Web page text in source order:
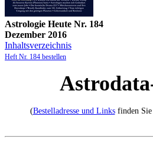
Astrologie Heute Nr. 184
Dezember 2016
Inhaltsverzeichnis
Heft Nr. 184 bestellen
(Bestelladresse und Linksfinden Sie